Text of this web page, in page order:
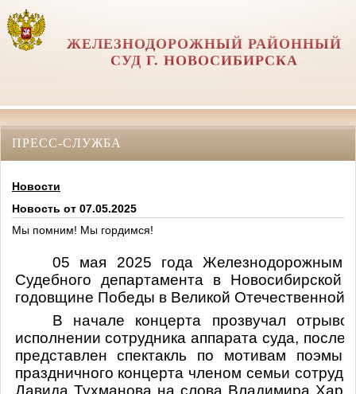
ЖЕЛЕЗНОДОРОЖНЫЙ РАЙОННЫЙ
СУД Г. НОВОСИБИРСКА
ПРЕСС-СЛУЖБА
Новости
Новость от 07.05.2025
Мы помним! Мы гордимся!
05 мая 2025 года Железнодорожным
Судебного департамента в
годовщине Победы в Великой Отечественной
В начале концерта прозвучал
исполнении сотрудника аппарата суда,
представлен спектакль по мотивам
праздничного концерта членом семьи
Давида Тухманова на слова Владимира